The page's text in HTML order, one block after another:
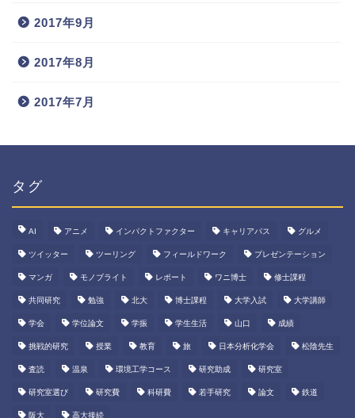
2017年9月
2017年8月
2017年7月
タグ
AI アニメ インパクトファクター キャリアパス グルメ
ツイッター ツーリング フィールドワーク プレゼンテーション
マンガ モノブライト レポート ワニ博士 修士課程
共同研究 勉強 北大 博士課程 大学入試 大学講師
学会 学位論文 学振 学生生活 山口 成績
挑戦的研究 授業 教育 旅 日本分析化学会 松陰先生
査読 温泉 環境工学コース 研究助成 研究室
研究室選び 研究費 科研費 若手研究 論文 鉄道
阪大 高大接続